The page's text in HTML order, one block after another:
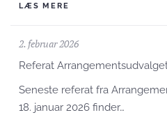
LÆS MERE
2. februar 2026
Referat
Seneste referat fra
18. januar 2026 finder…